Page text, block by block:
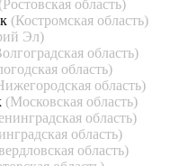
(Ростовская область)
(Костромская область)
Эл)
область)
область)
область)
(Московская область)
область)
область)
область)